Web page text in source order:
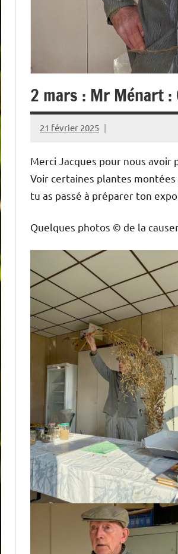
2 mars : Mr Ménart :
21 février 2025
Alain
Merci Jacques pour nous
Voir certaines plantes
tu as passé à préparer ton
Quelques photos © de la